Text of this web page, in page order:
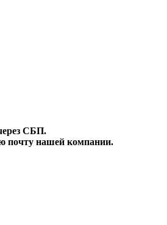
СБП.
почту нашей компании.